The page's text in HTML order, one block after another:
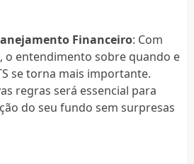
Financeiro: Com
o entendimento sobre quando e
se torna mais importante.
regras será essencial para
do seu fundo sem surpresas